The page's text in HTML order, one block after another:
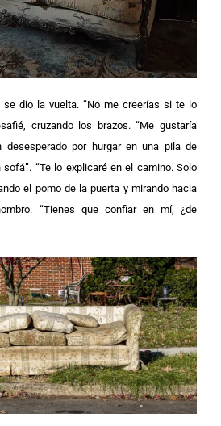
dio la vuelta. “No me creerías si te lo
cruzando los brazos. “Me gustaría
por hurgar en una pila de
sofá”. “Te lo explicaré en el camino. Solo
el pomo de la puerta y mirando hacia
“Tienes que confiar en mí, ¿de